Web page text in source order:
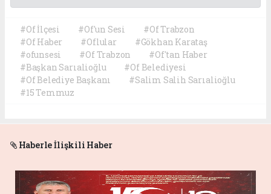
#Of İlçesi #Of'un Sesi
#Of Trabzon
#Of Haber
#Oflular
#Gökhan Karataş
#ofunsesi
#Of Trabzon
#Of'tan Haber
#Başkan Sarıalioğlu
#Of Belediyesi
#Of Belediye Başkanı
#Salim Salih Sarıalioğlu
#15 Temmuz
Haberle İlişkili Haber